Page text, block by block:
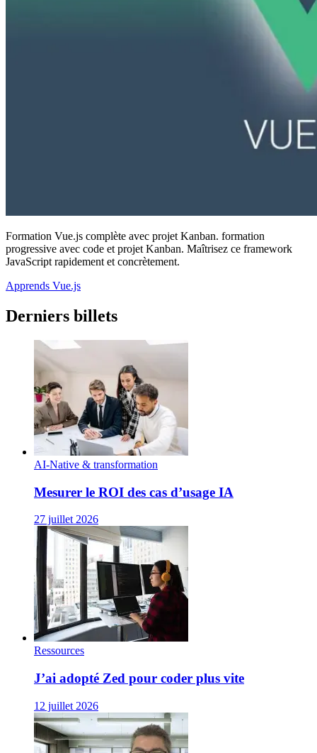
Formation Vue.js complète avec projet Kanban. formation
progressive avec code et projet Kanban. Maîtrisez ce framework
JavaScript rapidement et concrètement.
Apprends Vue.js
Derniers billets
AI-Native & transformation
Mesurer le ROI des cas d’usage IA
27 juillet 2026
Ressources
J’ai adopté Zed pour coder plus vite
12 juillet 2026